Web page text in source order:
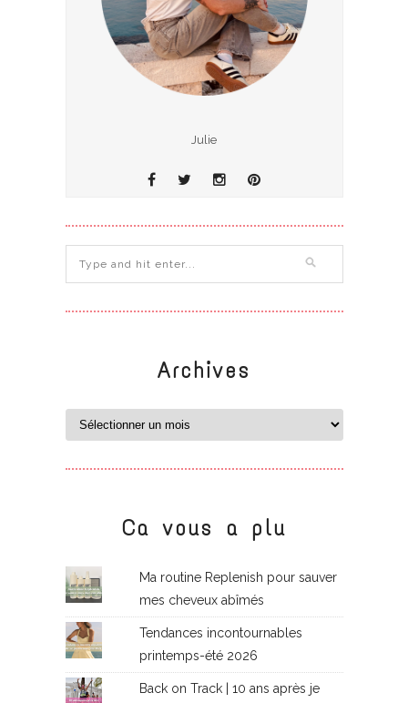
Julie
Archives
Ca vous a plu
Ma routine Replenish pour sauver
mes cheveux abîmés
Tendances incontournables
printemps-été 2026
Back on Track | 10 ans après je